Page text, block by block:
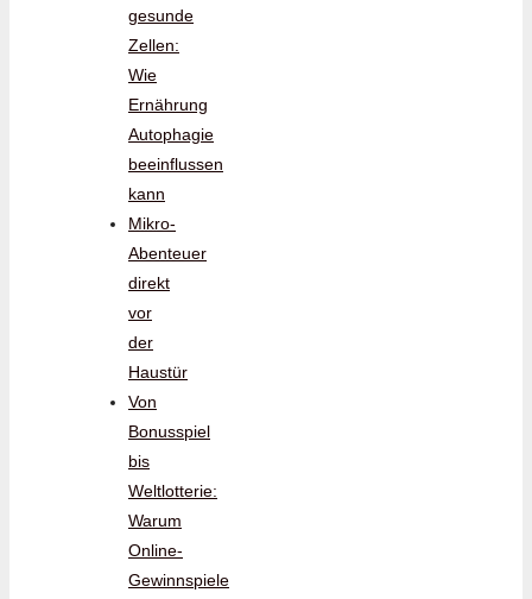
gesunde
Zellen:
Wie
Ernährung
Autophagie
beeinflussen
kann
Mikro-
Abenteuer
direkt
vor
der
Haustür
Von
Bonusspiel
bis
Weltlotterie:
Warum
Online-
Gewinnspiele